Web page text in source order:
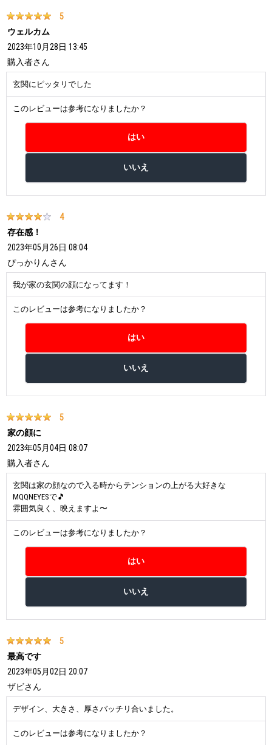
5
ウェルカム
2023年10月28日 13:45
購入者さん
玄関にピッタリでした
このレビューは参考になりましたか？
4
存在感！
2023年05月26日 08:04
ぴっかりんさん
我が家の玄関の顔になってます！
このレビューは参考になりましたか？
5
家の顔に
2023年05月04日 08:07
購入者さん
玄関は家の顔なので入る時からテンションの上がる大好きな
MQQNEYESで🎵
雰囲気良く、映えますよ〜
このレビューは参考になりましたか？
5
最高です
2023年05月02日 20:07
ザビさん
デザイン、大きさ、厚さバッチリ合いました。
このレビューは参考になりましたか？